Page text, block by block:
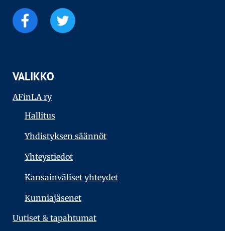
VALIKKO
AFinLA ry
Hallitus
Yhdistyksen säännöt
Yhteystiedot
Kansainväliset yhteydet
Kunniajäsenet
Uutiset & tapahtumat